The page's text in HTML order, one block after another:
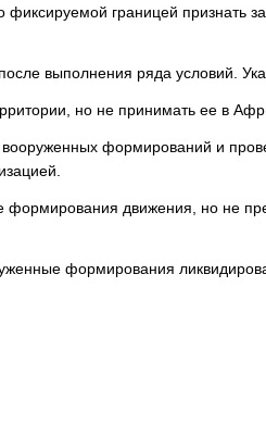
границей признать
выполнения ряда условий.
но не принимать ее в
формирований и
движения, но не
формирования